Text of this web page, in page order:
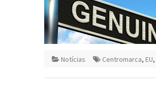
Notícias Centromarca, EU,